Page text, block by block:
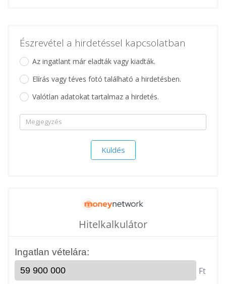
Észrevétel a hirdetéssel kapcsolatban
Az ingatlant már eladták vagy kiadták.
Elírás vagy téves fotó található a hirdetésben.
Valótlan adatokat tartalmaz a hirdetés.